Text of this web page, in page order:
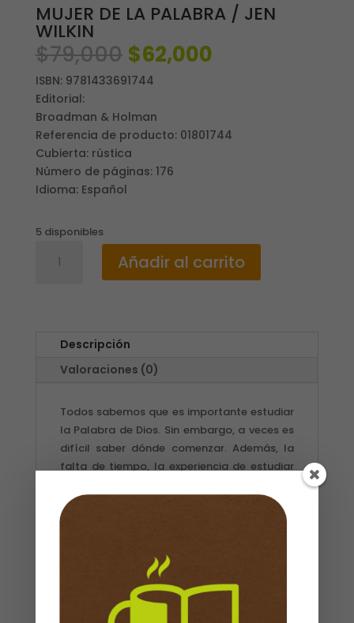
MUJER DE LA PALABRA / JEN
WILKIN
$79,000 El
precio
original
era:
$79,000.
$62,000El
$62,000.
ISBN: 9781433691744
Editorial:
Broadman & Holman
Referencia de producto: 01801744
Cubierta: rústica
Número de páginas: 176
Idioma: Español
5 disponibles
cantidad
Añadir al carrito
Descripción
Valoraciones (0)
Todos sabemos que es importante estudiar
la Palabra de Dios. Sin embargo, a veces es
difícil saber dónde comenzar. Además, la
falta de tiempo, la experiencia de estudiar
frustraciones del pasado pueden socavar
nuestra determinación para seguir
Escrituras. ¿Cómo podemos las mujeres
cristianas mantener el enfoque y sustentar
nuestra pasión al leer la Biblia? Este libro
ofrece un plan claro y breve para ayudar a